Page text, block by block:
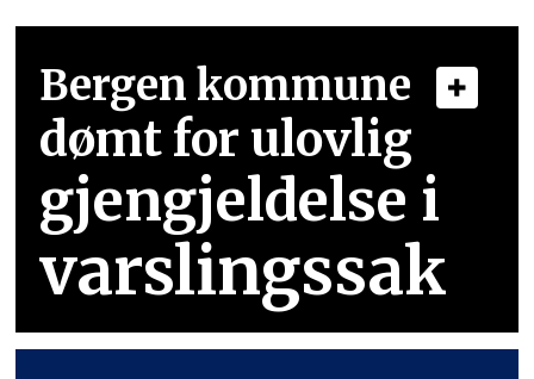
Bergen kommune
dømt for ulovlig
gjengjeldelse i
varslingssak